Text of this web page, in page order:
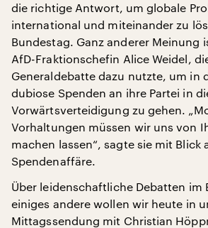
die richtige Antwort, um globale
international und miteinander zu
Bundestag. Ganz anderer Meinung
AfD-Fraktionschefin Alice Weidel,
Generaldebatte dazu nutzte, um in
dubiose Spenden an ihre Partei in
Vorwärtsverteidigung zu gehen.
Vorhaltungen müssen wir uns von
machen lassen“, sagte sie mit Blick
Spendenaffäre.
Über leidenschaftliche Debatten im
einiges andere wollen wir heute in
Mittagssendung mit Christian